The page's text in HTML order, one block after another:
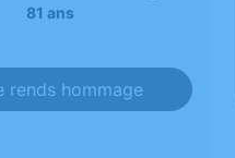
81 ans
rends hommage